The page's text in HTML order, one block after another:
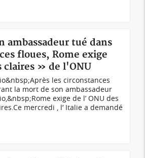
ambassadeur tué dans
floues, Rome exige
claires » de l'ONU
les circonstances
la mort de son ambassadeur
exige de l’ ONU des
mercredi , l‘ Italie a demandé